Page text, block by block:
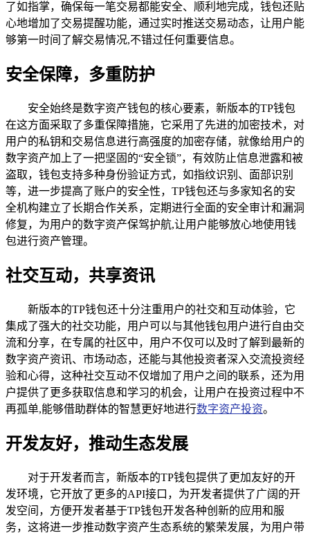
了如指掌，确保每一笔交易都能安全、顺利地完成，钱包还贴
心地增加了交易提醒功能，通过实时推送交易动态，让用户能
够第一时间了解交易情况,不错过任何重要信息。
安全保障，多重防护
安全始终是数字资产钱包的核心要素，新版本的TP钱包
在这方面采取了多重保障措施，它采用了先进的加密技术，对
用户的私钥和交易信息进行高强度的加密存储，就像给用户的
数字资产加上了一把坚固的“安全锁”，有效防止信息泄露和被
盗取，钱包支持多种身份验证方式，如指纹识别、面部识别
等，进一步提高了账户的安全性，TP钱包还与多家知名的安
全机构建立了长期合作关系，定期进行全面的安全审计和漏洞
修复，为用户的数字资产保驾护航,让用户能够放心地使用钱
包进行资产管理。
社交互动，共享资讯
新版本的TP钱包还十分注重用户的社交和互动体验，它
集成了强大的社交功能，用户可以与其他钱包用户进行自由交
流和分享，在专属的社区中，用户不仅可以及时了解到最新的
数字资产资讯、市场动态，还能与其他投资者深入交流投资经
验和心得，这种社交互动不仅增加了用户之间的联系，还为用
户提供了更多获取信息和学习的机会，让用户在投资过程中不
再孤单,能够借助群体的智慧更好地进行数字资产投资。
开发友好，推动生态发展
对于开发者而言，新版本的TP钱包提供了更加友好的开
发环境，它开放了更多的API接口，为开发者提供了广阔的开
发空间，方便开发者基于TP钱包开发各种创新的应用和服
务，这将进一步推动数字资产生态系统的繁荣发展，为用户带